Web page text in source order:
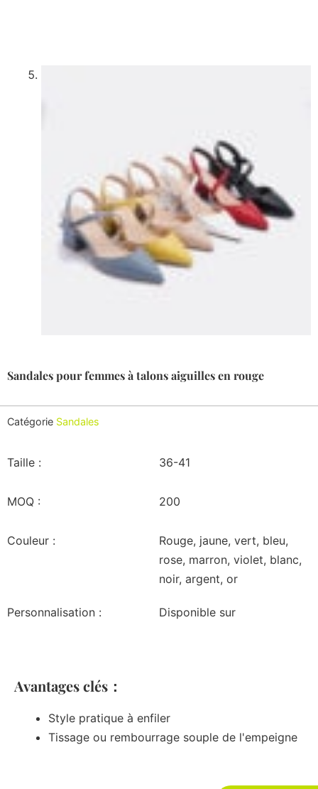
Sandales pour femmes à talons aiguilles en rouge
Catégorie Sandales
Taille : 36-41
MOQ : 200
Couleur :
Rouge, jaune, vert, bleu,
rose, marron, violet, blanc,
noir, argent, or
Personnalisation : Disponible sur
Avantages clés：
Style pratique à enfiler
Tissage ou rembourrage souple de l'empeigne